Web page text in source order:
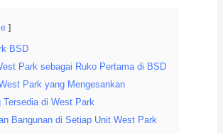
BSD
Park sebagai Ruko Pertama di BSD
Park yang Mengesankan
Tersedia di West Park
Bangunan di Setiap Unit West Park